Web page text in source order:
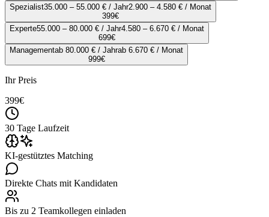
Spezialist35.000 – 55.000 € / Jahr2.900 – 4.580 € / Monat
399€
Experte55.000 – 80.000 € / Jahr4.580 – 6.670 € / Monat
699€
Managementab 80.000 € / Jahrab 6.670 € / Monat
999€
Ihr Preis
399€
30 Tage Laufzeit
KI-gestütztes Matching
Direkte Chats mit Kandidaten
Bis zu 2 Teamkollegen einladen